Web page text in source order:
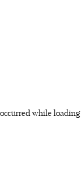
while loading